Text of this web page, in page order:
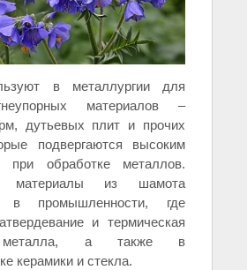
в металлургии для
материалов –
дутьевых плит и прочих
подвергаются высоким
при обработке металлов.
материалы из шамота
в промышленности, где
и термическая
металла, а также в
керамики и стекла.